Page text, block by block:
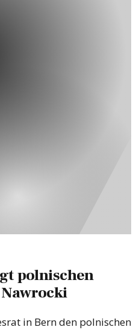
polnischen
in Bern den polnischen